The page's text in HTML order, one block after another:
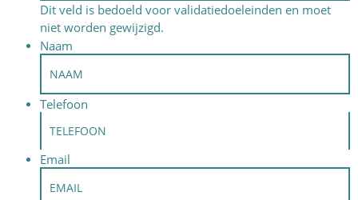
Dit veld is bedoeld voor validatiedoeleinden en moet
niet worden gewijzigd.
Naam
Telefoon
Email